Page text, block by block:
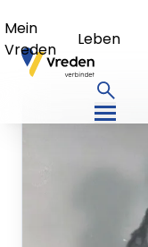
Mein
Vreden
Leben